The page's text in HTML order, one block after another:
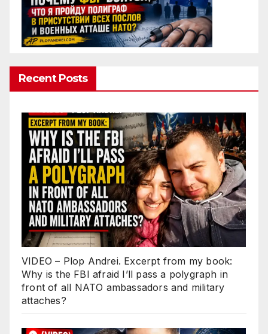
Recent Posts
VIDEO – Plop Andrei. Excerpt from my book:
Why is the FBI afraid I’ll pass a polygraph in
front of all NATO ambassadors and military
attaches?